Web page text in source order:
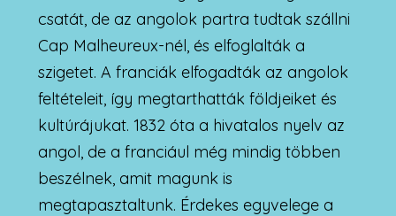
csatát, de az angolok partra tudtak szállni
Cap Malheureux-nél, és elfoglalták a
szigetet. A franciák elfogadták az angolok
feltételeit, így megtarthatták földjeiket és
kultúrájukat. 1832 óta a hivatalos nyelv az
angol, de a franciául még mindig többen
beszélnek, amit magunk is
megtapasztaltunk. Érdekes egyvelege a